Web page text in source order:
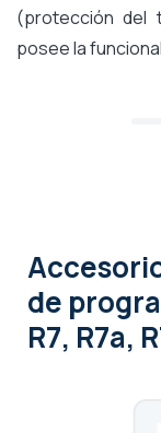
(protección del
posee la
de
R7, R7a,